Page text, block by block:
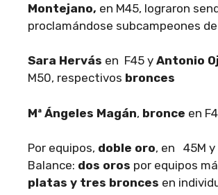
Montejano, en M45, lograron
proclamándose subcampeones
Sara Hervás en F45 y Antonio
M50, respectivos bronces
Mª Ángeles Magán, bronce en
Por equipos, doble oro, en 45M y
Balance: dos oros por equipos
platas y tres bronces en